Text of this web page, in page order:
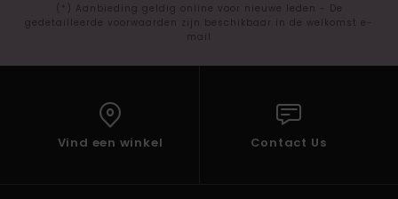
(*) Aanbieding geldig online voor nieuwe leden - De
gedetailleerde voorwaarden zijn beschikbaar in de welkomst e-
mail
Vind een winkel Contact Us